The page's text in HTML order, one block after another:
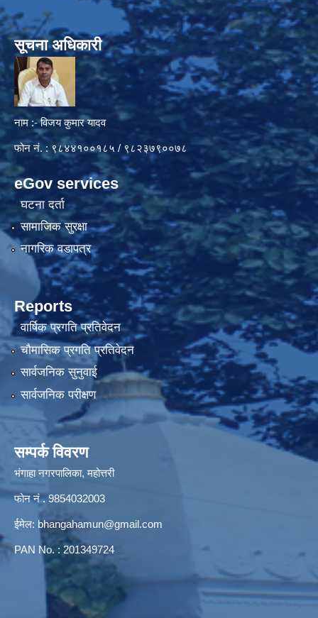
सूचना अधिकारी
नाम :- विजय कुमार यादव
फोन नं. : ९८४४१००१८५ / ९८२३७९००७८
eGov services
घटना दर्ता
सामाजिक सुरक्षा
नागरिक वडापत्र
Reports
वार्षिक प्रगति प्रतिवेदन
चौमासिक प्रगति प्रतिवेदन
सार्वजनिक सुनुवाई
सार्वजनिक परीक्षण
सम्पर्क विवरण
भंगाहा नगरपालिका, महोत्तरी
फोन नं . 9854032003
ईमेल: bhangahamun@gmail.com
PAN No. : 201349724